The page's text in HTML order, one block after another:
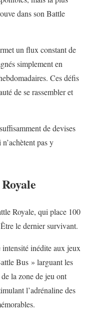
dans son Battle
un flux constant de
simplement en
Ces défis
de se rassembler et
de devises
pas y
Royale, qui place 100
le dernier survivant.
inédite aux jeux
Bus » larguant les
la zone de jeu ont
l’adrénaline des